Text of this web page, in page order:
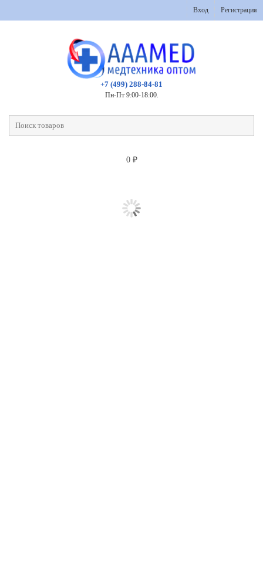
Вход Регистрация
+7 (499) 288-84-81
Пн-Пт 9:00-18:00.
0 ₽